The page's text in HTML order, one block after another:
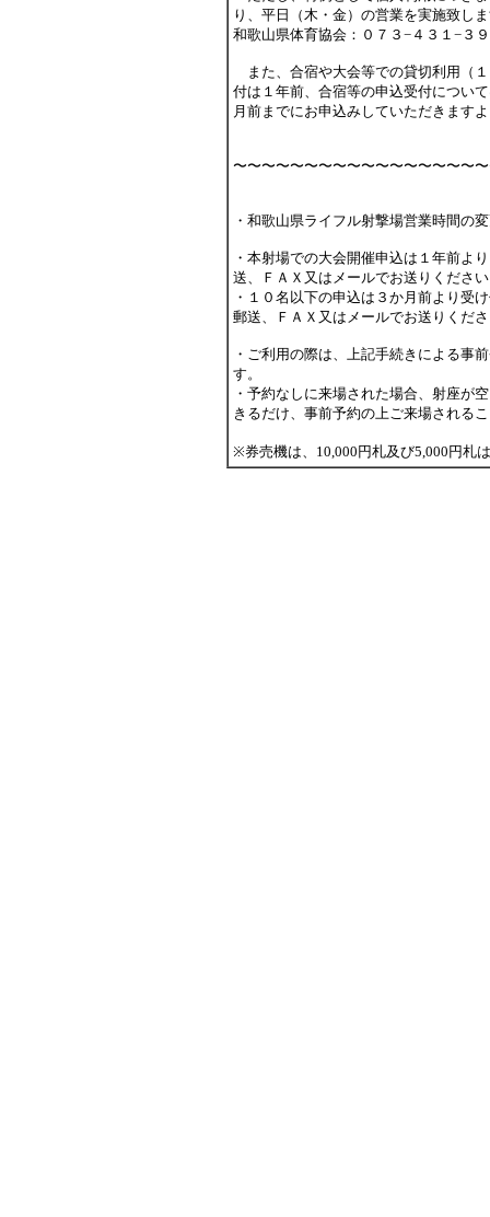
り、平日（木・金）の営業を実施致し
和歌山県体育協会：０７３−４３１−３
また、合宿や大会等での貸切利用（
付は１年前、合宿等の申込受付につい
月前までにお申込みしていただきます
〜〜〜〜〜〜〜〜〜〜〜〜〜〜〜〜〜
・和歌山県ライフル射撃場営業時間の
・本射場での大会開催申込は１年前よ
送、ＦＡＸ又はメールでお送りくださ
・１０名以下の申込は３か月前より受
郵送、ＦＡＸ又はメールでお送りくだ
・ご利用の際は、上記手続きによる事
す。
・予約なしに来場された場合、射座が
きるだけ、事前予約の上ご来場される
※券売機は、10,000円札及び5,000円札